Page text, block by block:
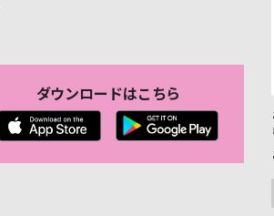
ダウンロードはこちら